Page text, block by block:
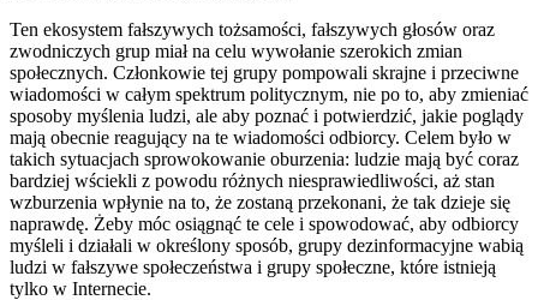
Ten ekosystem fałszywych tożsamości, fałszywych głosów oraz
zwodniczych grup miał na celu wywołanie szerokich zmian
społecznych. Członkowie tej grupy pompowali skrajne i przeciwne
wiadomości w całym spektrum politycznym, nie po to, aby zmieniać
sposoby myślenia ludzi, ale aby poznać i potwierdzić, jakie poglądy
mają obecnie reagujący na te wiadomości odbiorcy. Celem było w
takich sytuacjach sprowokowanie oburzenia: ludzie mają być coraz
bardziej wściekli z powodu różnych niesprawiedliwości, aż stan
wzburzenia wpłynie na to, że zostaną przekonani, że tak dzieje się
naprawdę. Żeby móc osiągnąć te cele i spowodować, aby odbiorcy
myśleli i działali w określony sposób, grupy dezinformacyjne wabią
ludzi w fałszywe społeczeństwa i grupy społeczne, które istnieją
tylko w Internecie.